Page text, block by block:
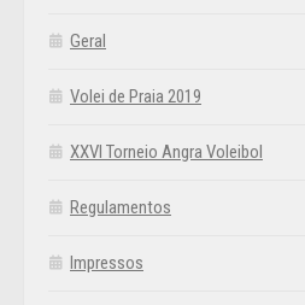
Geral
Volei de Praia 2019
XXVI Torneio Angra Voleibol
Regulamentos
Impressos